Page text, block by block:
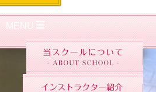
MENU